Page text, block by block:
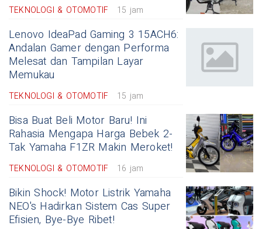
TEKNOLOGI & OTOMOTIF 15 jam
Lenovo IdeaPad Gaming 3 15ACH6:
Andalan Gamer dengan Performa
Melesat dan Tampilan Layar
Memukau
TEKNOLOGI & OTOMOTIF 15 jam
Bisa Buat Beli Motor Baru! Ini
Rahasia Mengapa Harga Bebek 2-
Tak Yamaha F1ZR Makin Meroket!
TEKNOLOGI & OTOMOTIF 16 jam
Bikin Shock! Motor Listrik Yamaha
NEO's Hadirkan Sistem Cas Super
Efisien, Bye-Bye Ribet!